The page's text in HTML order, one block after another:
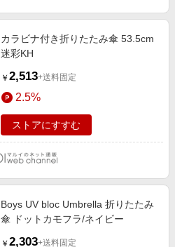
カラビナ付き折りたたみ傘 53.5cm
迷彩KH
￥ 2,513+送料固定
2.5%
ストアにすすむ
Boys UV bloc Umbrella 折りたたみ
傘 ドットカモフラ/ネイビー
￥ 2,303+送料固定